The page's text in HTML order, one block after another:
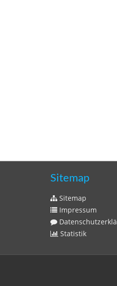
Sitemap
Sitemap
Impressum
Statistik